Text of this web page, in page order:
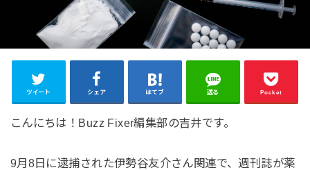
ツイート シェア はてブ 送る Pocket
こんにちは！Buzz Fixer編集部の吉井です。
9月8日に逮捕された伊勢谷友介さん関連で、週刊誌が薬